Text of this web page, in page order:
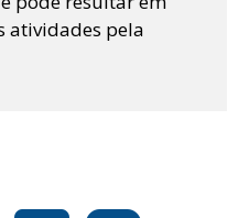
atividades pela